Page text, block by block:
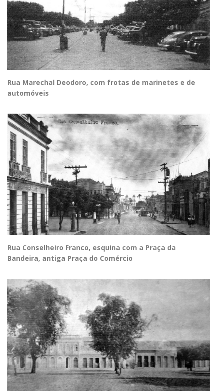
Rua Marechal Deodoro, com frotas de marinetes e de
automóveis
Rua Conselheiro Franco, esquina com a Praça da
Bandeira, antiga Praça do Comércio